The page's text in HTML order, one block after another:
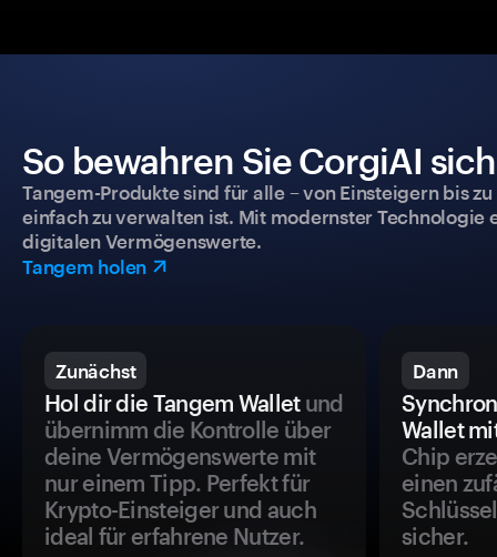
So bewahren Sie CorgiAI
Tangem-Produkte sind für alle – von Einsteigern bis
einfach zu verwalten ist. Mit modernster
digitalen Vermögenswerte.
Tangem holen
Zunächst
Hol dir die Tangem Walletund
übernimm die Kontrolle über
deine Vermögenswerte mit
nur einem Tipp. Perfekt für
Krypto-Einsteiger und auch
ideal für erfahrene Nutzer.
Dann
Wallet
Chip
einen
sicher.